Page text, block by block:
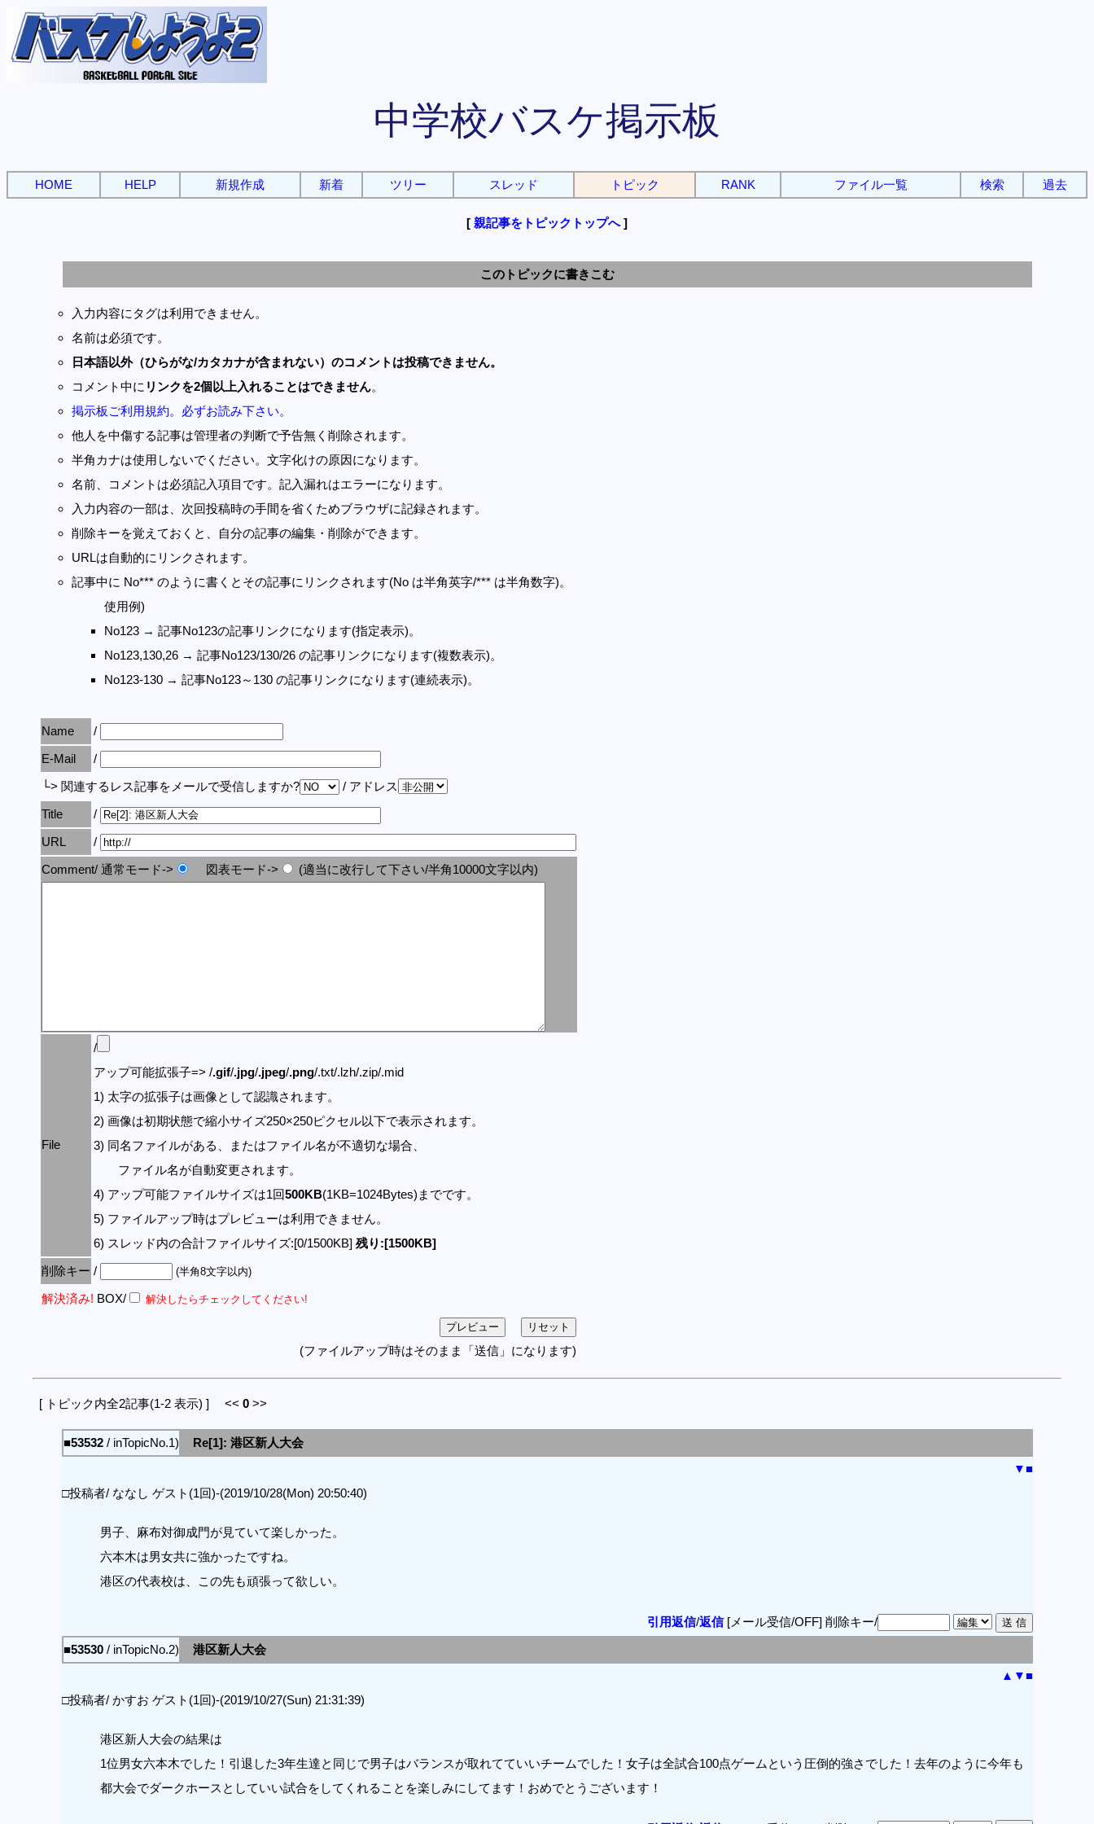
中学校バスケ掲示板
HOME HELP 新規作成 新着 ツリー スレッド トピック RANK ファイル一覧 検索 過去
[ 親記事をトピックトップへ]
このトピックに書きこむ
入力内容にタグは利用できません。
名前は必須です。
日本語以外（ひらがな/カタカナが含まれない）のコメントは投稿できません。
コメント中に リンクを2個以上入れることはできません。
掲示板ご利用規約。必ずお読み下さい。
他人を中傷する記事は管理者の判断で予告無く削除されます。
半角カナは使用しないでください。文字化けの原因になります。
名前、コメントは必須記入項目です。記入漏れはエラーになります。
入力内容の一部は、次回投稿時の手間を省くためブラウザに記録されます。
削除キーを覚えておくと、自分の記事の編集・削除ができます。
URLは自動的にリンクされます。
記事中に No*** のように書くとその記事にリンクされます(No は半角英字/*** は半角数字)。
使用例)
No123 → 記事No123の記事リンクになります(指定表示)。
No123,130,26 → 記事No123/130/26 の記事リンクになります(複数表示)。
No123-130 → 記事No123～130 の記事リンクになります(連続表示)。
Name
/
E-Mail
/
└> 関連するレス記事をメールで受信しますか?
/ アドレス
Title
/
URL
/
Comment/ 通常モード->
図表モード-> (適当に改行して下さい/半角10000文字以内)
File
/
アップ可能拡張子=> /.gif/.jpg/.jpeg/.png/.txt/.lzh/.zip/.mid
1) 太字の拡張子は画像として認識されます。
2) 画像は初期状態で縮小サイズ250×250ピクセル以下で表示されます。
3) 同名ファイルがある、またはファイル名が不適切な場合、
ファイル名が自動変更されます。
4) アップ可能ファイルサイズは1回500KB(1KB=1024Bytes)までです。
5) ファイルアップ時はプレビューは利用できません。
6) スレッド内の合計ファイルサイズ:[0/1500KB] 残り:[1500KB]
削除キー / (半角8文字以内)
解決済み! BOX/ 解決したらチェックしてください!
(ファイルアップ時はそのまま「送信」になります)
[ トピック内全2記事(1-2 表示) ] << 0 >>
■53532/ inTopicNo.1)
Re[1]: 港区新人大会
▼■
□投稿者/ ななし ゲスト(1回)-(2019/10/28(Mon) 20:50:40)
男子、麻布対御成門が見ていて楽しかった。
六本木は男女共に強かったですね。
港区の代表校は、この先も頑張って欲しい。
引用返信/返信[メール受信/OFF] 削除キー/
■53530/ inTopicNo.2)
港区新人大会
▲ ▼■
□投稿者/ かすお ゲスト(1回)-(2019/10/27(Sun) 21:31:39)
港区新人大会の結果は
1位男女六本木でした！引退した3年生達と同じで男子はバランスが取れてていいチームでした！女子は全試合100点ゲームという圧倒的強さでした！去年のように今年も
都大会でダークホースとしていい試合をしてくれることを楽しみにしてます！おめでとうございます！